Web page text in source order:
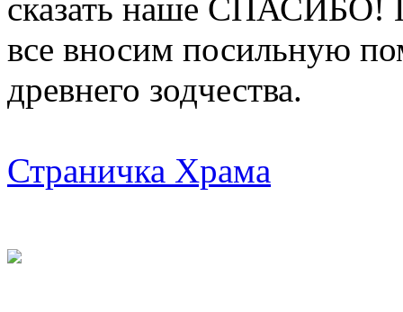
сказать наше СПАСИБО!
все вносим посильную
древнего зодчества.
Страничка Храма